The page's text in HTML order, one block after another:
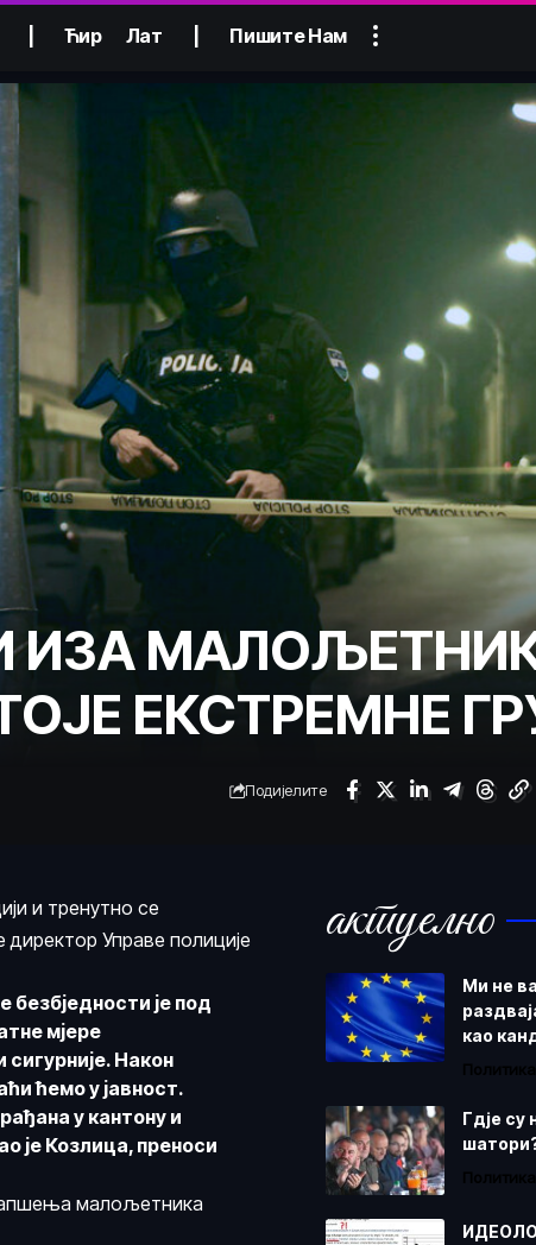
Ћир Лат Пишите Нам
ИЗА
ЕКСТРЕМНЕ
Подијелите
и тренутно се
директор Управе полиције
је под
мјере
Након
ћемо у јавност.
у кантону и
је Козлица, преноси
малољетника
актуелно
Ми не
као
Политика
Гдје су
Политика